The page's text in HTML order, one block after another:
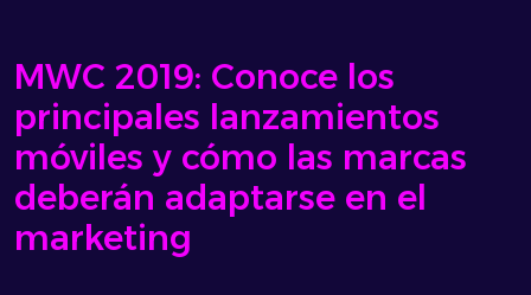
MWC 2019: Conoce los
principales lanzamientos
móviles y cómo las marcas
deberán adaptarse en el
marketing